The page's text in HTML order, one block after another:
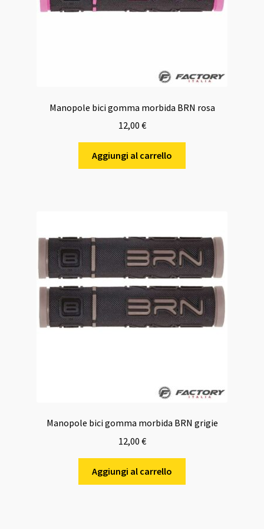
Manopole bici gomma morbida BRN rosa
12,00 €
Aggiungi al carrello
Manopole bici gomma morbida BRN grigie
12,00 €
Aggiungi al carrello